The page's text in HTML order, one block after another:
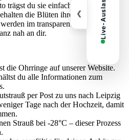
du sie einfach weiter.
die Blüten ihre Farbe, ihre
im transparenten Resin-
nah an dir.
die Ohrringe auf unserer Website.
du alle Informationen zum
per Post zu uns nach Leipzig
Tage nach der Hochzeit, damit
Strauß bei -28°C – dieser Prozess
❮